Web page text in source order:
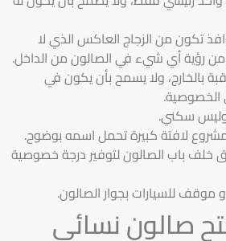
تكون من الزجاج العاكس الذي لا
رؤية أي شيء في الصالون من الداخل.
بالخارج، ولا يسمح بأن يكون في
الخصوصية.
وليس سكني.
لافتة كبيرة تحمل اسمه بوضوح.
خلف باب الصالون لتوفير درجة خصوصية
موقف للسيارات بجوار الصالون.
صالون نسائي